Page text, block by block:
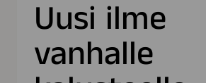
Uusi ilme
vanhalle